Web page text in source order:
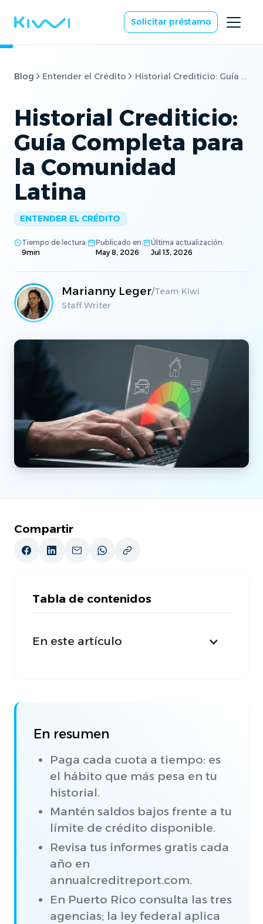
Solicitar préstamo
Blog Entender el Crédito Historial Crediticio: Guía Completa para la Comunidad Latina
Historial Crediticio:
Guía Completa para
la Comunidad
Latina
ENTENDER EL CRÉDITO
Tiempo de lectura:
9min
Publicado en:
May 8, 2026
Última actualización:
Jul 13, 2026
Marianny Leger/Team Kiwi
Staff Writer
Compartir
Tabla de contenidos
En este artículo
En resumen
Paga cada cuota a tiempo: es
el hábito que más pesa en tu
historial.
Mantén saldos bajos frente a tu
límite de crédito disponible.
Revisa tus informes gratis cada
año en
annualcreditreport.com.
En Puerto Rico consulta las tres
agencias; la ley federal aplica